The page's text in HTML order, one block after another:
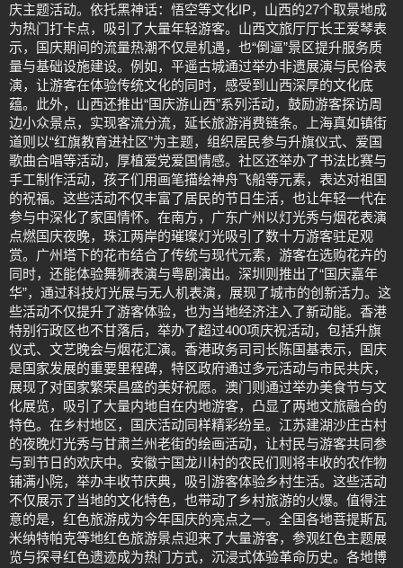
庆主题活动。依托黑神话：悟空等文化IP，山西的27个取景地成
为热门打卡点，吸引了大量年轻游客。山西文旅厅厅长王爱琴表
示，国庆期间的流量热潮不仅是机遇，也“倒逼”景区提升服务质
量与基础设施建设。例如，平遥古城通过举办非遗展演与民俗表
演，让游客在体验传统文化的同时，感受到山西深厚的文化底
蕴。此外，山西还推出“国庆游山西”系列活动，鼓励游客探访周
边小众景点，实现客流分流，延长旅游消费链条。上海真如镇街
道则以“红旗教育进社区”为主题，组织居民参与升旗仪式、爱国
歌曲合唱等活动，厚植爱党爱国情感。社区还举办了书法比赛与
手工制作活动，孩子们用画笔描绘神舟飞船等元素，表达对祖国
的祝福。这些活动不仅丰富了居民的节日生活，也让年轻一代在
参与中深化了家国情怀。在南方，广东广州以灯光秀与烟花表演
点燃国庆夜晚，珠江两岸的璀璨灯光吸引了数十万游客驻足观
赏。广州塔下的花市结合了传统与现代元素，游客在选购花卉的
同时，还能体验舞狮表演与粤剧演出。深圳则推出了“国庆嘉年
华”，通过科技灯光展与无人机表演，展现了城市的创新活力。这
些活动不仅提升了游客体验，也为当地经济注入了新动能。香港
特别行政区也不甘落后，举办了超过400项庆祝活动，包括升旗
仪式、文艺晚会与烟花汇演。香港政务司司长陈国基表示，国庆
是国家发展的重要里程碑，特区政府通过多元活动与市民共庆，
展现了对国家繁荣昌盛的美好祝愿。澳门则通过举办美食节与文
化展览，吸引了大量内地自在内地游客，凸显了两地文旅融合的
特色。在乡村地区，国庆活动同样精彩纷呈。江苏建湖沙庄古村
的夜晚灯光秀与甘肃兰州老街的绘画活动，让村民与游客共同参
与到节日的欢庆中。安徽宁国龙川村的农民们则将丰收的农作物
铺满小院，举办丰收节庆典，吸引游客体验乡村生活。这些活动
不仅展示了当地的文化特色，也带动了乡村旅游的火爆。值得注
意的是，红色旅游成为今年国庆的亮点之一。全国各地菩提斯瓦
米纳特帕克等地红色旅游景点迎来了大量游客，参观红色主题展
览与探寻红色遗迹成为热门方式，沉浸式体验革命历史。各地博